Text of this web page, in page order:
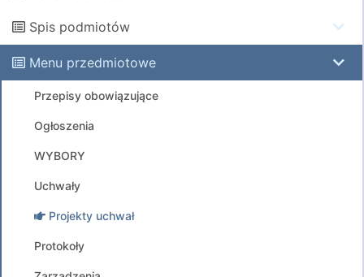
Spis podmiotów
Menu przedmiotowe
Przepisy obowiązujące
Ogłoszenia
WYBORY
Uchwały
Projekty uchwał
Protokoły